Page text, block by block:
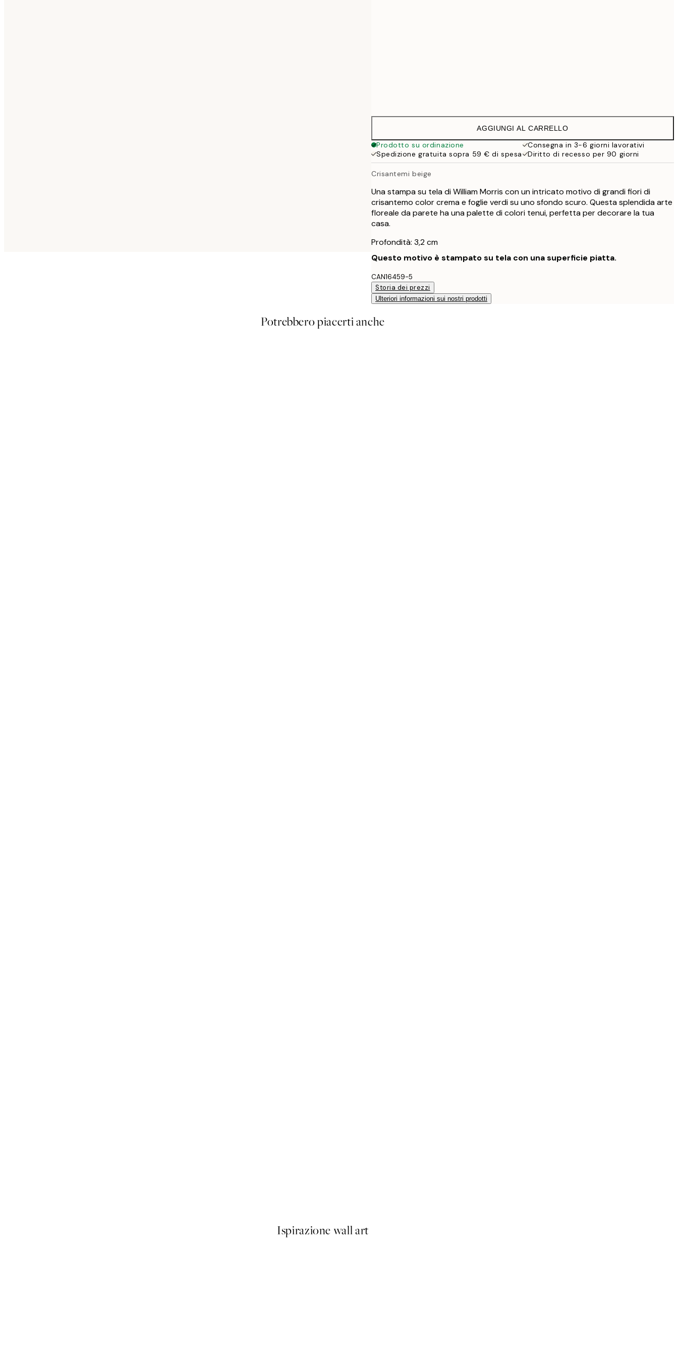
AGGIUNGI AL CARRELLO
Prodotto su ordinazione
Consegna in 3-6 giorni lavorativi
Spedizione gratuita sopra 59 € di spesa
Diritto di recesso per 90 giorni
Crisantemi beige
Una stampa su tela di William Morris con un intricato motivo di grandi fiori di
crisantemo color crema e foglie verdi su uno sfondo scuro. Questa splendida arte
floreale da parete ha una palette di colori tenui, perfetta per decorare la tua
casa.
Profondità: 3,2 cm
Questo motivo è stampato su tela con una superficie piatta.
CAN16459-5
Storia dei prezzi
Ulteriori informazioni sui nostri prodotti
Potrebbero piacerti anche
Ispirazione wall art